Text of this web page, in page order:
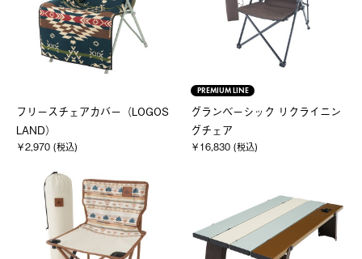
フリースチェアカバー（LOGOS
LAND）
￥2,970 (税込)
PREMIUM LINE
グランベーシック リクライニン
グチェア
￥16,830 (税込)